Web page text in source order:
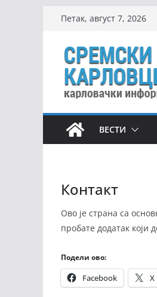
content
Петак, август 7, 2026
ВЕСТИ
Контакт
Ово је страна са
пробате додатак који
Подели ово:
Facebook X